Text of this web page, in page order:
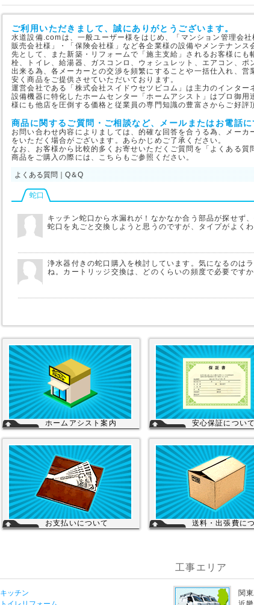
ご利用いただきまして、誠にありがとうございます。
水道設備.comは、一般ユーザー様をはじめ、「マンション管理会
販売会社様」・「保険会社様」など各企業様の設備やメンテナン
先として、また新築・リフォームで「施主支給」されるお客様に
栓、トイレ、給湯器、ガスコンロ、ウォシュレット、エアコン、
出来る為、各メーカーとの交渉を頻繁にすることや一括仕入れ、
安く商品をご提供させていただいております。
運営会社である「株式会社スイドウセツビコム」は主力のインタ
設備機器に特化したホームセンター「ホームアシスト」はプロ御
様にも他店を圧倒する価格と従業員の専門知識の豊富さからご好評
商品に関するご質問・ご相談など、メールまたはお電話に
お問い合わせ内容によりましては、的確な回答を合うる為、メー
をいただく場合がございます。あらかじめご了承ください。
なお、お客様から比較的多くお寄せいただくご質問を「よくある質
商品をご購入の際には、こちらもご参照ください。
よくある質問｜Q＆Q
蛇口
キッチン蛇口から水漏れが！なかなか合う部品が探せず
蛇口を丸ごと交換しようと思うのですが、タイプがよく
浄水器付きの蛇口購入を検討しています。気になるのは
ね。カートリッジ交換は、どのくらいの頻度で必要ですか
ホームアシスト案内
ツビコムのホームセンター事業で行って
いる【プロ御用達の店】です。
ホームアシストからお客様のご注文頂い
た住宅設備機器は品質管理され発送させ
て頂いております。
詳細を見る
安心保証について
カーに会社名が登録され取り引
ます。
その為、商品の初期不良や新品
保証が受けられます。
工事を頼まれた場合、工事保
は無料修理にて対応致します。
お支払いについて
カード決済は現在ご利用出来ません。
送料・出張費に
せください。
キッチン
工事エリア
関